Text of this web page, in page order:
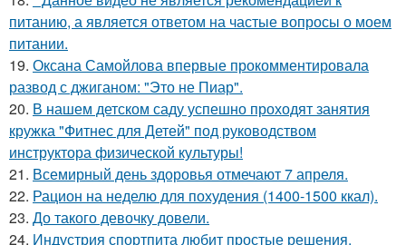
питанию, а является ответом на частые вопросы о моем
питании.
19. Оксана Самойлова впервые прокомментировала
развод с джиганом: "Это не Пиар".
20. В нашем детском саду успешно проходят занятия
кружка "Фитнес для Детей" под руководством
инструктора физической культуры!
21. Всемирный день здоровья отмечают 7 апреля.
22. Рацион на неделю для похудения (1400-1500 ккал).
23. До такого девочку довели.
24. Индустрия спортпита любит простые решения.